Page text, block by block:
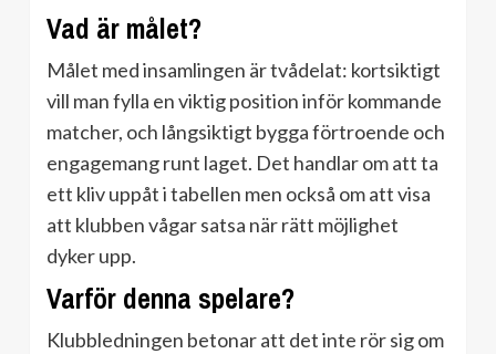
Vad är målet?
Målet med insamlingen är tvådelat: kortsiktigt
vill man fylla en viktig position inför kommande
matcher, och långsiktigt bygga förtroende och
engagemang runt laget. Det handlar om att ta
ett kliv uppåt i tabellen men också om att visa
att klubben vågar satsa när rätt möjlighet
dyker upp.
Varför denna spelare?
Klubbledningen betonar att det inte rör sig om